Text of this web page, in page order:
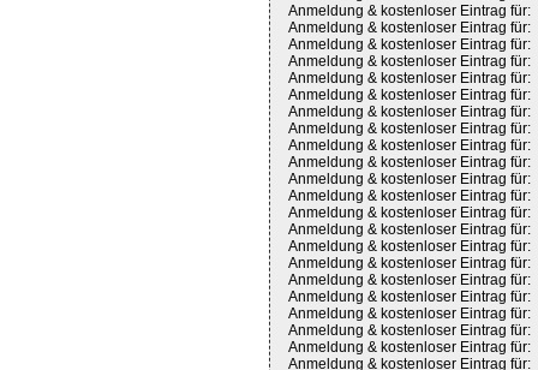
Anmeldung & kostenloser Eintrag für:
Anmeldung & kostenloser Eintrag für:
Anmeldung & kostenloser Eintrag für:
Anmeldung & kostenloser Eintrag für:
Anmeldung & kostenloser Eintrag für:
Anmeldung & kostenloser Eintrag für:
Anmeldung & kostenloser Eintrag für:
Anmeldung & kostenloser Eintrag für:
Anmeldung & kostenloser Eintrag für:
Anmeldung & kostenloser Eintrag für:
Anmeldung & kostenloser Eintrag für:
Anmeldung & kostenloser Eintrag für:
Anmeldung & kostenloser Eintrag für:
Anmeldung & kostenloser Eintrag für:
Anmeldung & kostenloser Eintrag für:
Anmeldung & kostenloser Eintrag für:
Anmeldung & kostenloser Eintrag für:
Anmeldung & kostenloser Eintrag für:
Anmeldung & kostenloser Eintrag für:
Anmeldung & kostenloser Eintrag für:
Anmeldung & kostenloser Eintrag für:
Anmeldung & kostenloser Eintrag für: